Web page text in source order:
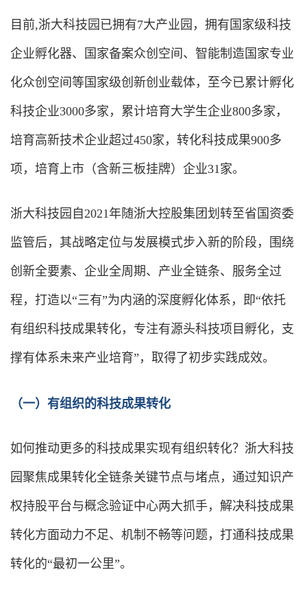
目前,浙大科技园已拥有7大产业园，拥有国家级科技
企业孵化器、国家备案众创空间、智能制造国家专业
化众创空间等国家级创新创业载体，至今已累计孵化
科技企业3000多家，累计培育大学生企业800多家，
培育高新技术企业超过450家，转化科技成果900多
项，培育上市（含新三板挂牌）企业31家。
浙大科技园自2021年随浙大控股集团划转至省国资委
监管后，其战略定位与发展模式步入新的阶段，围绕
创新全要素、企业全周期、产业全链条、服务全过
程，打造以“三有”为内涵的深度孵化体系，即“依托
有组织科技成果转化，专注有源头科技项目孵化，支
撑有体系未来产业培育”，取得了初步实践成效。
（一）有组织的科技成果转化
如何推动更多的科技成果实现有组织转化？浙大科技
园聚焦成果转化全链条关键节点与堵点，通过知识产
权持股平台与概念验证中心两大抓手，解决科技成果
转化方面动力不足、机制不畅等问题，打通科技成果
转化的“最初一公里”。